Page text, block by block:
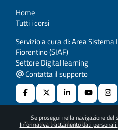
Se prosegui nella navigazione
Informativa trattamento dati personali
Home
Tutti i corsi
Servizio a cura di: Area
Fiorentino (SIAF)
Settore Digital learning
Contatta il supporto
Powered byMoodle